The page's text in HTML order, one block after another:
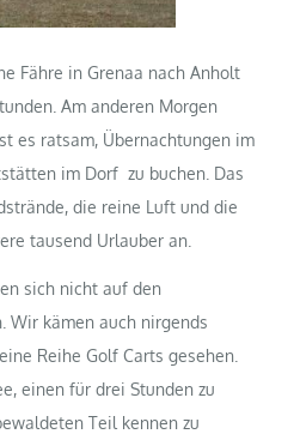
Fähre in Grenaa nach Anholt
Am anderen Morgen
es ratsam, Übernachtungen im
im Dorf zu buchen. Das
die reine Luft und die
tausend Urlauber an.
sich nicht auf den
Wir kämen auch nirgends
Reihe Golf Carts gesehen.
einen für drei Stunden zu
Teil kennen zu